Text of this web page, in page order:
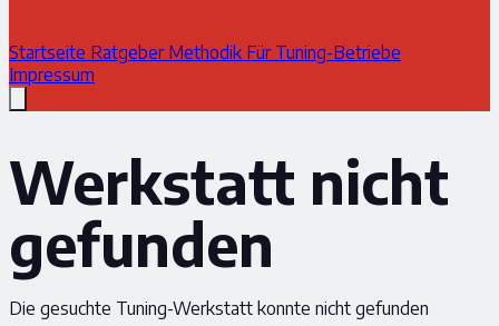
Startseite Ratgeber Methodik Für Tuning-Betriebe
Impressum
Werkstatt nicht
gefunden
Die gesuchte Tuning-Werkstatt konnte nicht gefunden